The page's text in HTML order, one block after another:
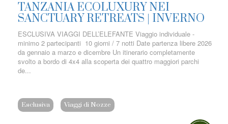
TANZANIA ECOLUXURY NEI
SANCTUARY RETREATS | INVERNO
ESCLUSIVA VIAGGI DELL’ELEFANTE Viaggio individuale -
minimo 2 partecipanti 10 giorni / 7 notti Date partenza libere 2026
da gennaio a marzo e dicembre Un itinerario completamente
svolto a bordo di 4x4 alla scoperta dei quattro maggiori parchi
de...
Esclusiva Viaggi di Nozze